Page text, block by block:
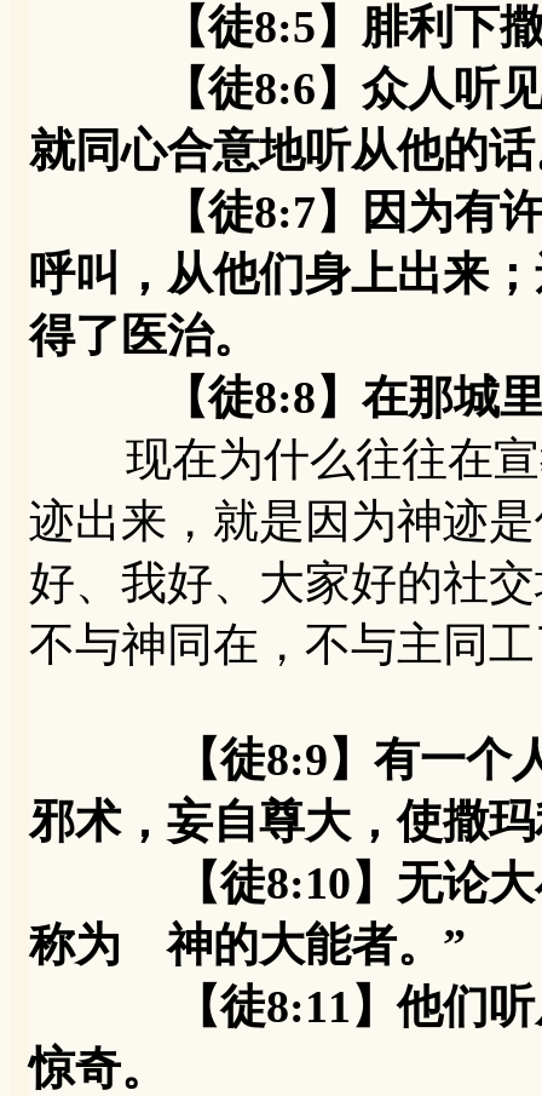
【徒8:5】腓利下撒
【徒8:6】众人听见
就同心合意地听从他的
【徒8:7】因为有许
呼叫，从他们身上出来
得了医治。
【徒8:8】在那城里
现在为什么往往在宣
迹出来，就是因为神迹
好、我好、大家好的社
不与神同在，不与主同
【徒8:9】有一
邪术，妄自尊大，使撒
【徒8:10】无论大小
称为 神的大能者。”
【徒8:11】他们听从
惊奇。